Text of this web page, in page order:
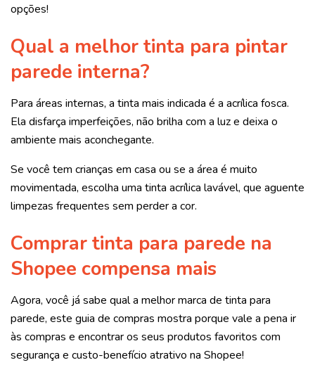
opções!
Qual a melhor tinta para pintar
parede interna?
Para áreas internas, a tinta mais indicada é a acrílica fosca.
Ela disfarça imperfeições, não brilha com a luz e deixa o
ambiente mais aconchegante.
Se você tem crianças em casa ou se a área é muito
movimentada, escolha uma tinta acrílica lavável, que aguente
limpezas frequentes sem perder a cor.
Comprar tinta para parede na
Shopee compensa mais
Agora, você já sabe qual a melhor marca de tinta para
parede, este guia de compras mostra porque vale a pena ir
às compras e encontrar os seus produtos favoritos com
segurança e custo-benefício atrativo na Shopee!